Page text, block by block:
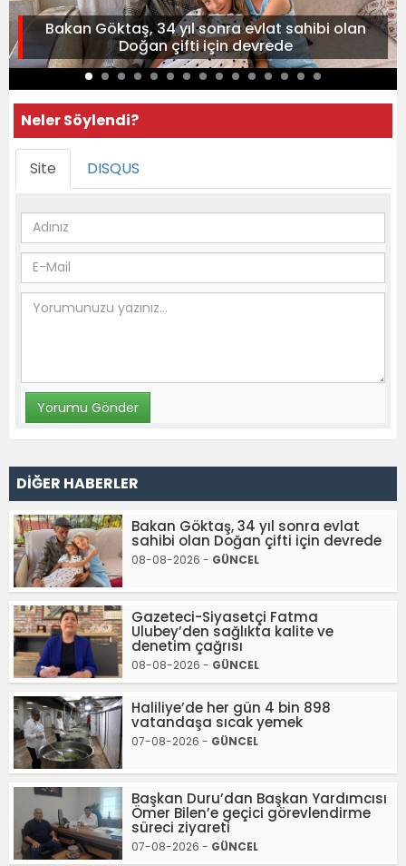
Bakan Göktaş, 34 yıl sonra evlat sahibi olan
Doğan çifti için devrede
Neler Söylendi?
Site DISQUS
DİĞER HABERLER
Bakan Göktaş, 34 yıl sonra evlat
sahibi olan Doğan çifti için devrede
08-08-2026 - GÜNCEL
Gazeteci-Siyasetçi Fatma
Ulubey’den sağlıkta kalite ve
denetim çağrısı
08-08-2026 - GÜNCEL
Haliliye’de her gün 4 bin 898
vatandaşa sıcak yemek
07-08-2026 - GÜNCEL
Başkan Duru’dan Başkan Yardımcısı
Ömer Bilen’e geçici görevlendirme
süreci ziyareti
07-08-2026 - GÜNCEL